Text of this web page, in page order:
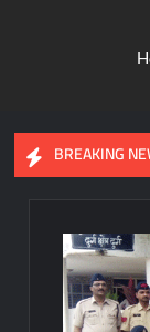
BREAKING
छत्तीसगढ़